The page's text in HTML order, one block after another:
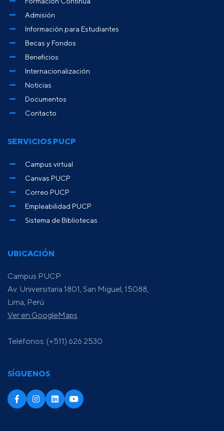
UBICACIÓN
Campus PUCP
Av. Universitaria 1801, San Miguel, 15088,
Lima, Perú
Ver en GoogleMaps
Teléfonos: (+511) 626 2530
SÍGUENOS
Admisión
Información para Estudiantes
Becas y Fondos
Beneficios
Internacionalización
Noticias
Documentos
Contacto
SERVICIOS PUCP
Campus virtual
Canvas PUCP
Correo PUCP
Empleabilidad PUCP
Sistema de Bibliotecas